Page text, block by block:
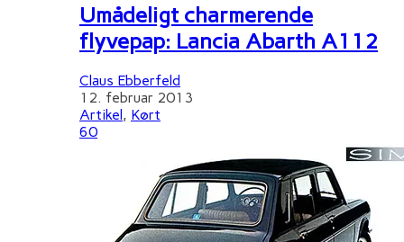
Umådeligt charmerende
flyvepap: Lancia Abarth A112
Claus Ebberfeld
12. februar 2013
Artikel, Kørt
60